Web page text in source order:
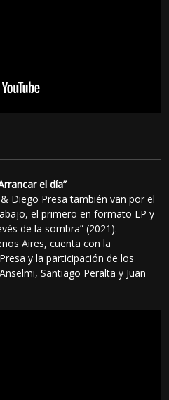
el día”
Diego Presa también van por el
el primero en formato LP y
de la sombra” (2021).
Aires, cuenta con la
y la participación de los
Santiago Peralta y Juan